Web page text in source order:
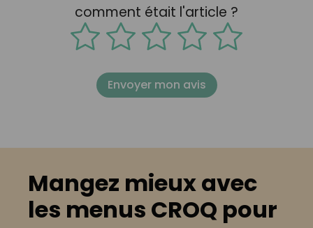
comment était l'article ?
Envoyer mon avis
Mangez mieux avec
les menus CROQ pour